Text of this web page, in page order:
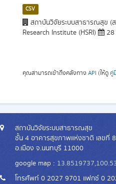
CSV
สถาบันวิจัยระบบสาธารณสุข (
Research Institute (HSRI)
คุณสามารถเข้าถึงคลังทาง API (ให้ดู คู่
สถาบันวิจัยระบบสาธารณสุข
ชั้น 4 อาคารสุขภาพแห่งชาติ เลข
อ.เมือง จ.นนทบุรี 11000
google map :
โทรศัพท์ 0 2027 9701 แฟกซ์ 0